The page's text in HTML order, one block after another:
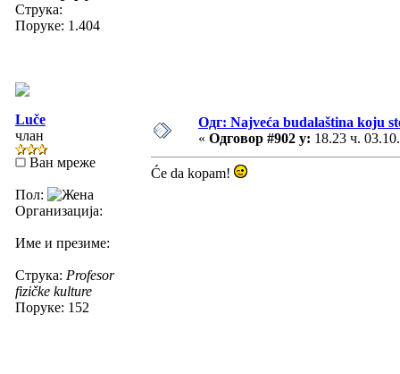
Струка:
Поруке: 1.404
Luče
члан
Ван мреже
Пол:
Организација:
Име и презиме:
Струка: Profesor
fizičke kulture
Поруке: 152
Одг: Najveća budalaština koju
« Одговор #902 у: 18.23 ч.
Će da kopam!